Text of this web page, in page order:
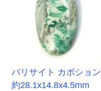
バリサイト カボション
約28.1x14.8x4.5mm